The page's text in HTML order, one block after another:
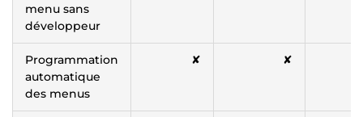
menu sans
développeur
Programmation
automatique
des menus
✘ ✘